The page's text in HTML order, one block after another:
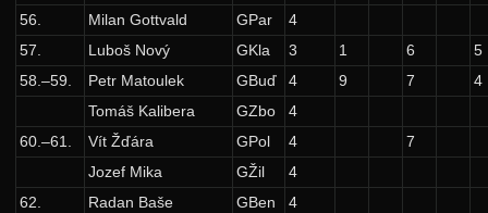
56.
Milan Gottvald GPar
4
57.
Luboš Nový GKla 3 1 6
5
58.–59.
Petr Matoulek GBuď 4 9 7
4
Tomáš Kalibera
GZbo
4
60.–61.
Vít Žďára GPol 4
7
Jozef Mika
GŽil
4
62.
Radan Baše GBen
4
7. ročník: 94/95
6. ročník: 93/94
5. ročník: 92/93
4. ročník: 91/92
3. ročník: 90/91
2. ročník: 89/90